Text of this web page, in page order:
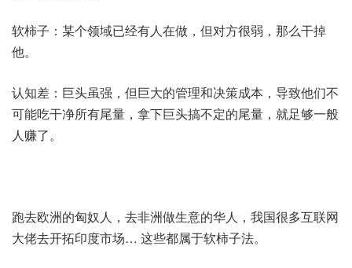
软柿子：某个领域已经有人在做，但对方很弱，那么干掉
他。
认知差：巨头虽强，但巨大的管理和决策成本，导致他们不
可能吃干净所有尾量，拿下巨头搞不定的尾量，就足够一般
人赚了。
跑去欧洲的匈奴人，去非洲做生意的华人，我国很多互联网
大佬去开拓印度市场… 这些都属于软柿子法。